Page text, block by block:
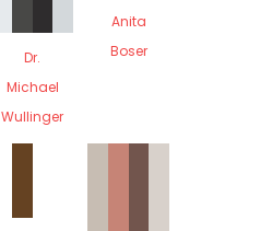
Dr.
Michael
Wullinger
Anita
Boser